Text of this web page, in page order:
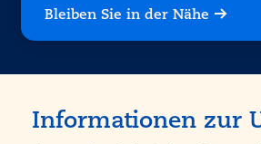
Bleiben Sie in der Nähe
Informationen zur